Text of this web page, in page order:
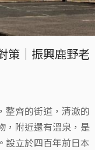
策｜振興鹿野老
整齊的街道，清澈的
，附近還有溫泉，是
設立於四百年前日本